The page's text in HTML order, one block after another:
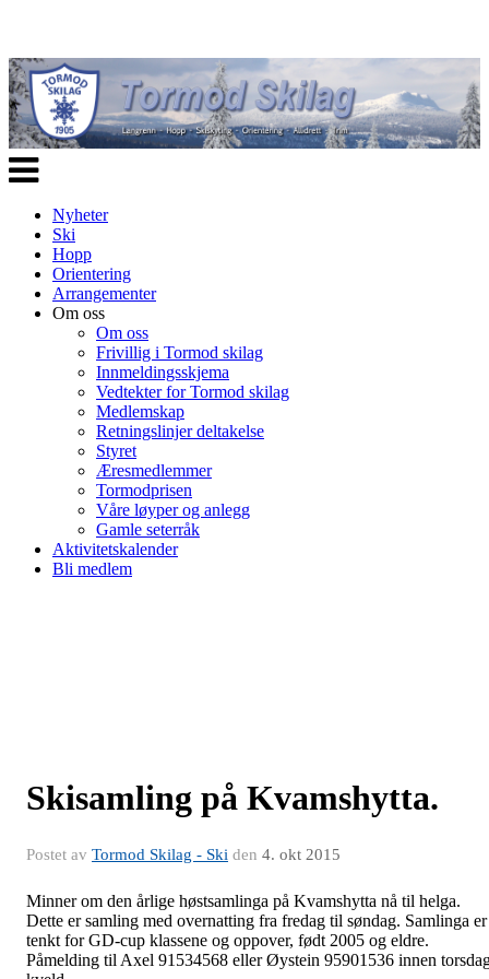
Veksle
navigasjon
Nyheter
Ski
Hopp
Orientering
Arrangementer
Om oss
Om oss
Frivillig i Tormod skilag
Innmeldingsskjema
Vedtekter for Tormod skilag
Medlemskap
Retningslinjer deltakelse
Styret
Æresmedlemmer
Tormodprisen
Våre løyper og anlegg
Gamle seterråk
Aktivitetskalender
Bli medlem
Skisamling på Kvamshytta.
Postet av Tormod Skilag - Ski den 4. okt 2015
Minner om den årlige høstsamlinga på Kvamshytta nå til helga.
Dette er samling med overnatting fra fredag til søndag. Samlinga er
tenkt for GD-cup klassene og oppover, født 2005 og eldre.
Påmelding til Axel 91534568 eller Øystein 95901536 innen